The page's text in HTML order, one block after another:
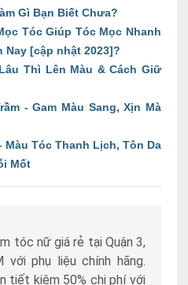
Gì Bạn Biết Chưa?
Tóc Giúp Tóc Mọc Nhanh
Nay [cập nhật 2023]?
Thì Lên Màu & Cách Giữ
- Gam Màu Sang, Xịn Mà
Màu Tóc Thanh Lịch, Tôn Da
Mốt
tóc nữ giá rẻ tại Quận 3,
với phụ liệu chính hãng.
tiết kiệm 50% chi phí với